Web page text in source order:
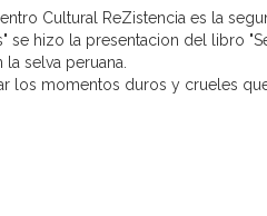
Cultural ReZistencia es la
se hizo la presentacion del libro
selva peruana.
los momentos duros y crueles